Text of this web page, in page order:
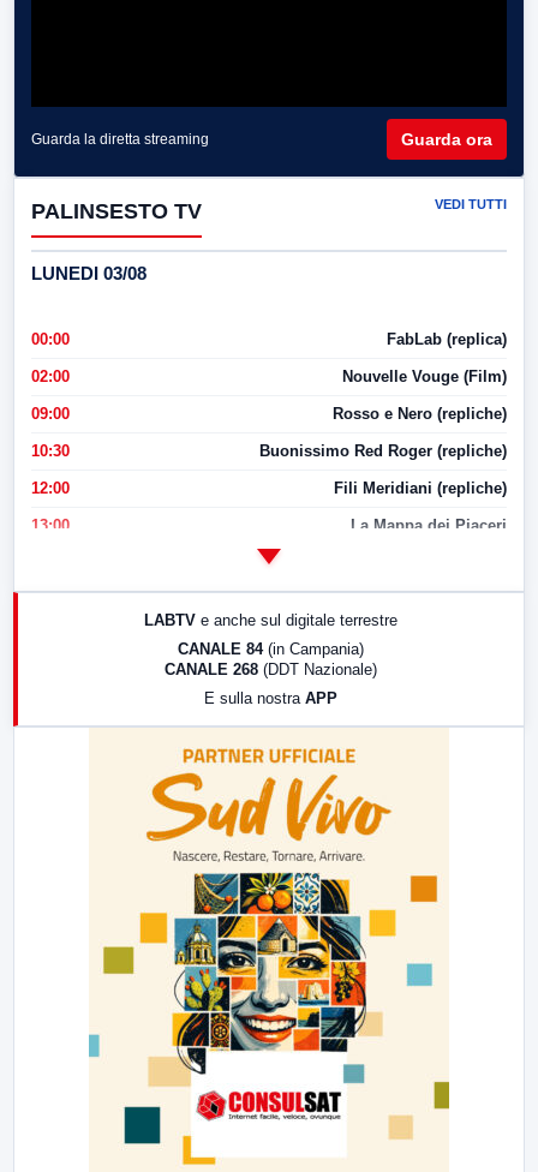
Guarda la diretta streaming Guarda ora
PALINSESTO TV VEDI TUTTI
LUNEDI 03/08
00:00 FabLab (replica)
02:00 Nouvelle Vouge (Film)
09:00 Rosso e Nero (repliche)
10:30 Buonissimo Red Roger (repliche)
12:00 Fili Meridiani (repliche)
13:00 La Mappa dei Piaceri
LABTV e anche sul digitale terrestre
CANALE 84 (in Campania)
CANALE 268 (DDT Nazionale)
E sulla nostra APP